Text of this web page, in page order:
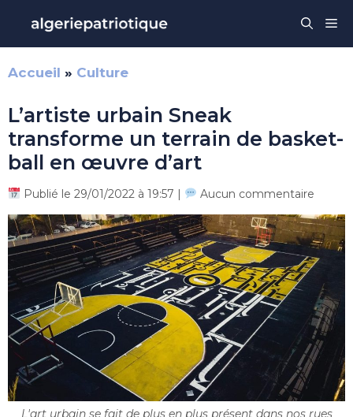
contenu
Accueil » Culture
L’artiste urbain Sneak
transforme un terrain de basket-
ball en œuvre d’art
Publié le 29/01/2022 à 19:57 | Aucun commentaire
L'art urbain se fait de plus en plus présent dans nos rues